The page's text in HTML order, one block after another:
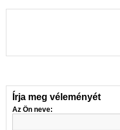
Írja meg véleményét
Az Ön neve: